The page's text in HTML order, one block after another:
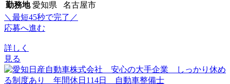
勤務地 愛知県 名古屋市
＼最短45秒で完了／
応募へ進む
詳しく
見る